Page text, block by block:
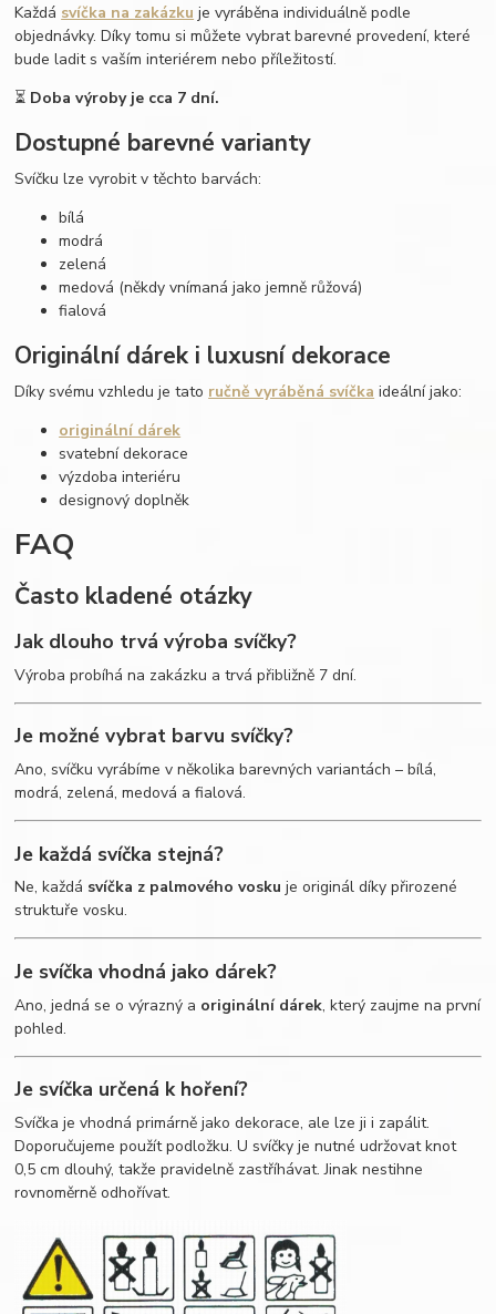
Každá svíčka na zakázku je vyráběna individuálně podle
objednávky. Díky tomu si můžete vybrat barevné provedení, které
bude ladit s vaším interiérem nebo příležitostí.
⏳ Doba výroby je cca 7 dní.
Dostupné barevné varianty
Svíčku lze vyrobit v těchto barvách:
bílá
modrá
zelená
medová (někdy vnímaná jako jemně růžová)
fialová
Originální dárek i luxusní dekorace
Díky svému vzhledu je tato ručně vyráběná svíčka ideální jako:
originální dárek
svatební dekorace
výzdoba interiéru
designový doplněk
FAQ
Často kladené otázky
Jak dlouho trvá výroba svíčky?
Výroba probíhá na zakázku a trvá přibližně 7 dní.
Je možné vybrat barvu svíčky?
Ano, svíčku vyrábíme v několika barevných variantách – bílá,
modrá, zelená, medová a fialová.
Je každá svíčka stejná?
Ne, každá svíčka z palmového vosku je originál díky přirozené
struktuře vosku.
Je svíčka vhodná jako dárek?
Ano, jedná se o výrazný a originální dárek, který zaujme na první
pohled.
Je svíčka určená k hoření?
Svíčka je vhodná primárně jako dekorace, ale lze ji i zapálit.
Doporučujeme použít podložku. U svíčky je nutné udržovat knot
0,5 cm dlouhý, takže pravidelně zastříhávat. Jinak nestihne
rovnoměrně odhořívat.